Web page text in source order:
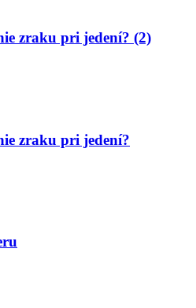
zraku pri jedení? (2)
zraku pri jedení?